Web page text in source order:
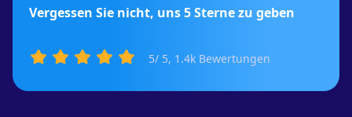
Vergessen Sie nicht, uns 5 Sterne zu geben
5/ 5, 1.4k Bewertungen